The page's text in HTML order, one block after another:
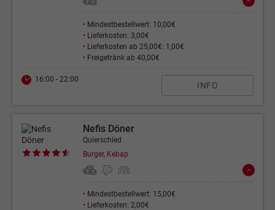
• Mindestbestellwert: 10,00€
• Lieferkosten: 3,00€
• Lieferkosten ab 25,00€: 1,00€
• Freigetränk ab 40,00€
16:00 - 22:00
INFO
Nefis Döner
Quierschied
Burger, Kebap
• Mindestbestellwert: 15,00€
• Lieferkosten: 2,00€